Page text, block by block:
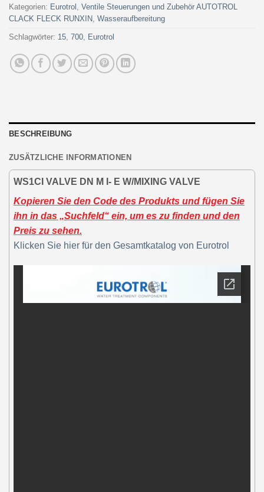
Kategorien: Eurotrol , Ventile Steuerungen und Zubehör AUTOTROL
CLACK FLECK RUNXIN, Wasseraufbereitung
Schlagwörter: 15, 700, Eurotrol
BESCHREIBUNG
ZUSÄTZLICHE INFORMATIONEN
WS1CI VALVE DN M I- E W/MIXING VALVE
Kopieren Sie den Code des Produkts und fügen Sie
ihn in das „Suchfeld“ ein, um es zu finden und den
Preis zu sehen.
Klicken Sie hier für den Gesamtkatalog von Eurotrol